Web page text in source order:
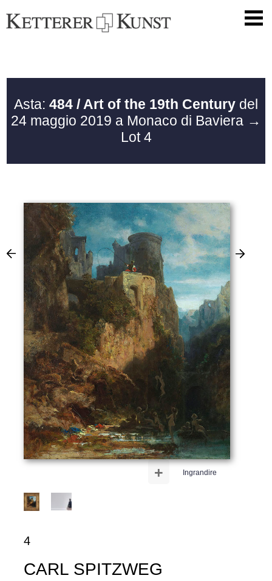
Asta: 484 / Art of the 19th Century del
24 maggio 2019 a Monaco di Baviera →
Lot 4
Ingrandire
+
4
CARL SPITZWEG